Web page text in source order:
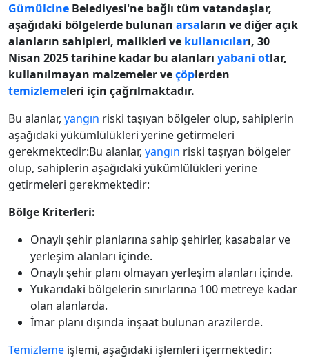
Gümülcine Belediyesi'ne bağlı tüm vatandaşlar,
aşağıdaki bölgelerde bulunan arsaların ve diğer açık
alanların sahipleri, malikleri ve kullanıcıları, 30
Nisan 2025 tarihine kadar bu alanları yabani otlar,
kullanılmayan malzemeler veçöplerden
temizlemeleri için çağrılmaktadır.
Bu alanlar, yangın riski taşıyan bölgeler olup, sahiplerin
aşağıdaki yükümlülükleri yerine getirmeleri
gerekmektedir:Bu alanlar, yangın riski taşıyan bölgeler
olup, sahiplerin aşağıdaki yükümlülükleri yerine
getirmeleri gerekmektedir:
Bölge Kriterleri:
Onaylı şehir planlarına sahip şehirler, kasabalar ve
yerleşim alanları içinde.
Onaylı şehir planı olmayan yerleşim alanları içinde.
Yukarıdaki bölgelerin sınırlarına 100 metreye kadar
olan alanlarda.
İmar planı dışında inşaat bulunan arazilerde.
Temizleme işlemi, aşağıdaki işlemleri içermektedir: